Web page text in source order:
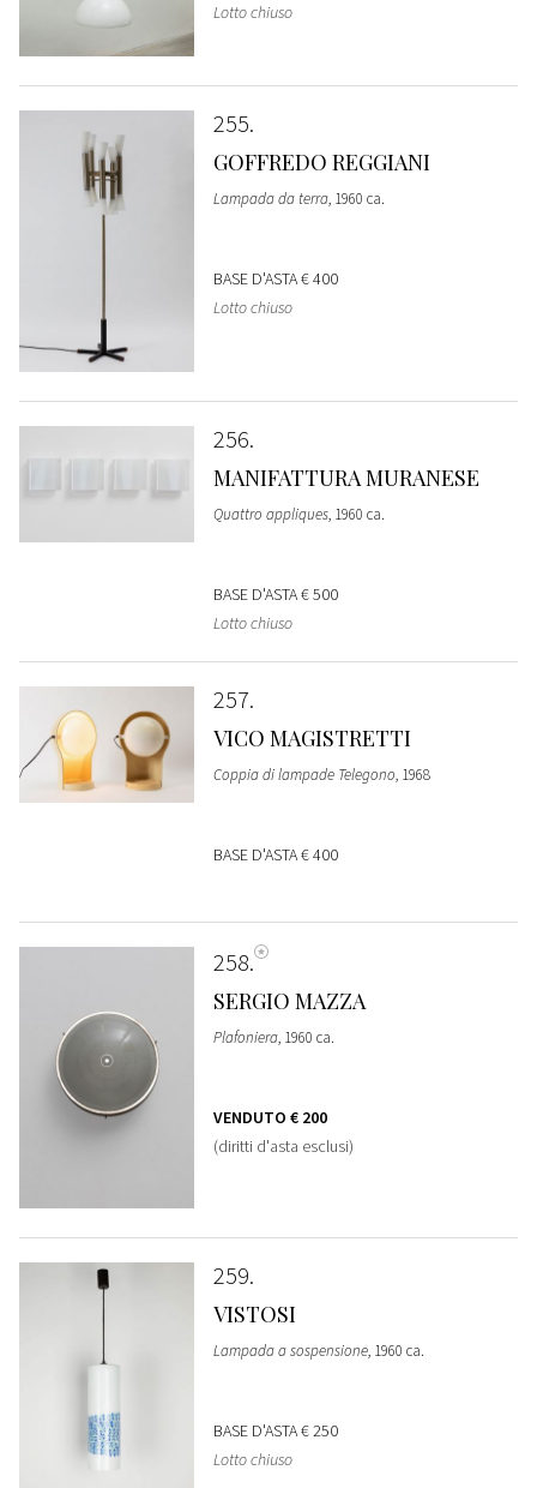
Lotto chiuso
255
GOFFREDO REGGIANI
Lampada da terra, 1960 ca.
BASE D'ASTA€ 400
Lotto chiuso
256
MANIFATTURA MURANESE
Quattro appliques, 1960 ca.
BASE D'ASTA€ 500
Lotto chiuso
257
VICO MAGISTRETTI
Coppia di lampade Telegono, 1968
BASE D'ASTA€ 400
258
SERGIO MAZZA
Plafoniera, 1960 ca.
VENDUTO € 200
(diritti d'asta esclusi)
259
VISTOSI
Lampada a sospensione, 1960 ca.
BASE D'ASTA€ 250
Lotto chiuso